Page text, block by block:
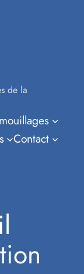
de la
Contact